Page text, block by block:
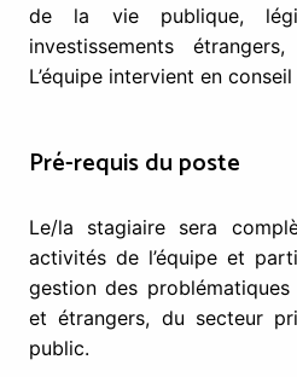
de la vie publique,
investissements
L’équipe intervient en
Pré-requis du poste
Le/la stagiaire sera
activités de l’équipe et
gestion des
et étrangers, du secteur
public.